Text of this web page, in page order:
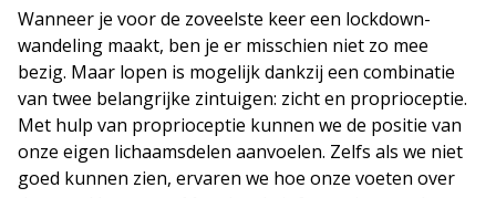
Wanneer je voor de zoveelste keer een lockdown-
wandeling maakt, ben je er misschien niet zo mee
bezig. Maar lopen is mogelijk dankzij een combinatie
van twee belangrijke zintuigen: zicht en proprioceptie.
Met hulp van proprioceptie kunnen we de positie van
onze eigen lichaamsdelen aanvoelen. Zelfs als we niet
goed kunnen zien, ervaren we hoe onze voeten over